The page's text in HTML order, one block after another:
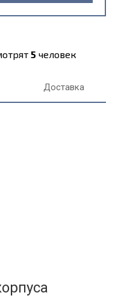
5 человек
Доставка